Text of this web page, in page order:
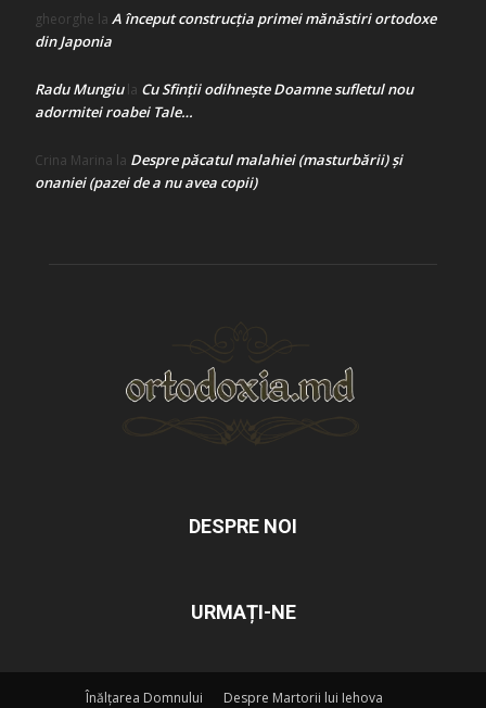
gheorghe la A început construcţia primei mănăstiri ortodoxe
din Japonia
Radu Mungiula Cu Sfinții odihnește Doamne sufletul nou
adormitei roabei Tale…
Crina Marina la Despre păcatul malahiei (masturbării) şi
onaniei (pazei de a nu avea copii)
DESPRE NOI
URMAȚI-NE
Înălțarea Domnului Despre Martorii lui Iehova